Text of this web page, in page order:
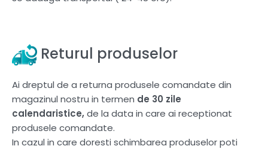
Returul produselor
Ai dreptul de a returna produsele comandate din
magazinul nostru in termen de 30 zile
calendaristice,de la data in care ai receptionat
produsele comandate.
In cazul in care doresti schimbarea produselor poti